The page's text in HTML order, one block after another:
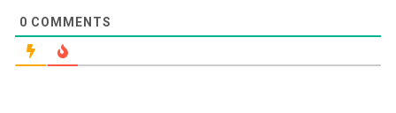
0 COMMENTS